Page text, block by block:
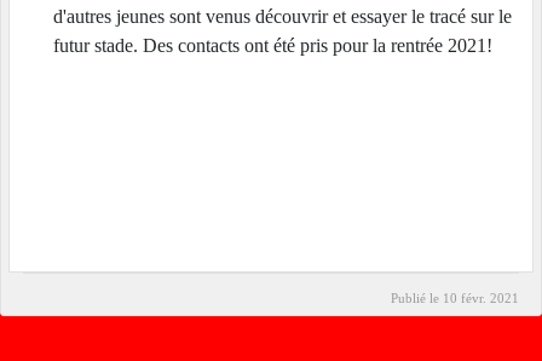
d'autres jeunes sont venus découvrir et essayer le tracé sur le
futur stade. Des contacts ont été pris pour la rentrée 2021!
Publié le 10 févr. 2021